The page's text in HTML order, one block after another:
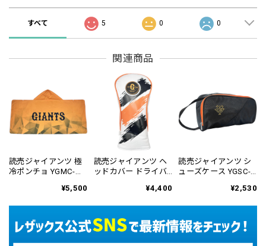
すべて 5 0 0
関連商品
読売ジャイアンツ 極
冷ポンチョ YGMC-
¥5,500
読売ジャイアンツ ヘ
ッドカバー ドライバ
¥4,400
読売ジャイアンツ シ
ューズケース YGSC-
¥2,530